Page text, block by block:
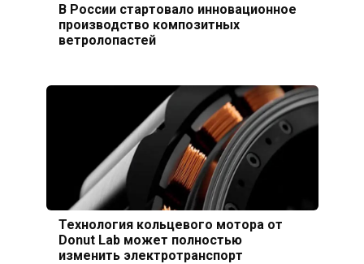
В России стартовало инновационное
производство композитных
ветролопастей
Технология кольцевого мотора от
Donut Lab может полностью
изменить электротранспорт